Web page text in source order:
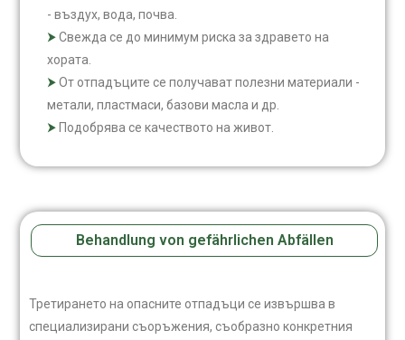
- въздух, вода, почва.
Свежда се до минимум риска за здравето на
хората.
От отпадъците се получават полезни материали -
метали, пластмаси, базови масла и др.
Подобрява се качеството на живот.
Behandlung von gefährlichen Abfällen
Третирането на опасните отпадъци се извършва в
специализирани съоръжения, съобразно конкретния